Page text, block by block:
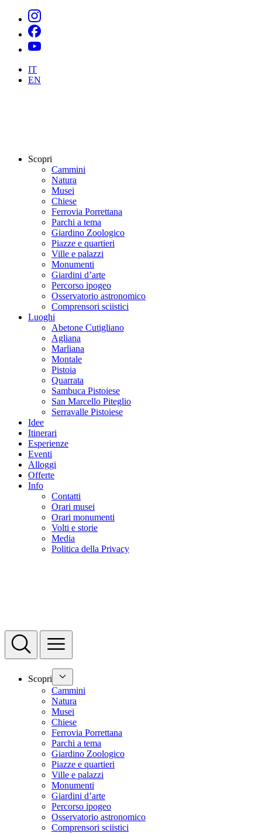
IT
EN
Scopri
Cammini
Natura
Musei
Chiese
Ferrovia Porrettana
Parchi a tema
Giardino Zoologico
Piazze e quartieri
Ville e palazzi
Monumenti
Giardini d’arte
Percorso ipogeo
Osservatorio astronomico
Comprensori sciistici
Luoghi
Abetone Cutigliano
Agliana
Marliana
Montale
Pistoia
Quarrata
Sambuca Pistoiese
San Marcello Piteglio
Serravalle Pistoiese
Idee
Itinerari
Esperienze
Eventi
Alloggi
Offerte
Info
Contatti
Orari musei
Orari monumenti
Volti e storie
Media
Politica della Privacy
Scopri
Cammini
Natura
Musei
Chiese
Ferrovia Porrettana
Parchi a tema
Giardino Zoologico
Piazze e quartieri
Ville e palazzi
Monumenti
Giardini d’arte
Percorso ipogeo
Osservatorio astronomico
Comprensori sciistici